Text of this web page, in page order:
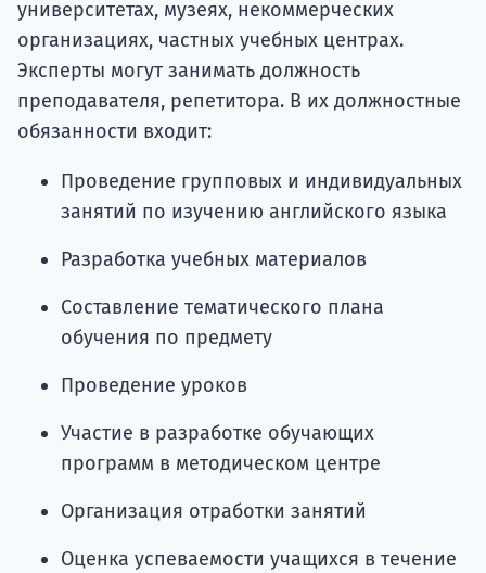
университетах, музеях, некоммерческих
организациях, частных учебных центрах.
Эксперты могут занимать должность
преподавателя, репетитора. В их должностные
обязанности входит:
Проведение групповых и индивидуальных
занятий по изучению английского языка
Разработка учебных материалов
Составление тематического плана
обучения по предмету
Проведение уроков
Участие в разработке обучающих
программ в методическом центре
Организация отработки занятий
Оценка успеваемости учащихся в течение